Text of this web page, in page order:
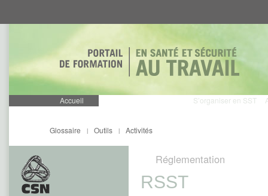
au
au
Accueil S’organiser en SST
Activités
Outils |
Glossaire |
Réglementation
RSST